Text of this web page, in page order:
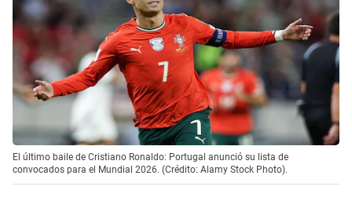
El último baile de Cristiano Ronaldo: Portugal anunció su lista de
convocados para el Mundial 2026. (Crédito: Alamy Stock Photo).